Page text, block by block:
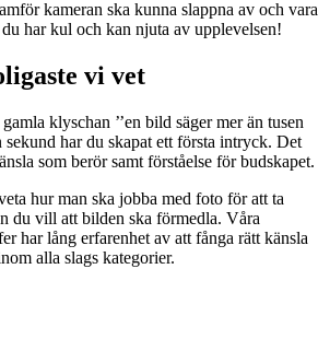
kameran ska kunna slappna av och vara
har kul och kan njuta av upplevelsen!
vi vet
klyschan ’’en bild säger mer än tusen
sekund har du skapat ett första intryck. Det
som berör samt förståelse för budskapet.
hur man ska jobba med foto för att ta
du vill att bilden ska förmedla. Våra
har lång erfarenhet av att fånga rätt känsla
alla slags kategorier.